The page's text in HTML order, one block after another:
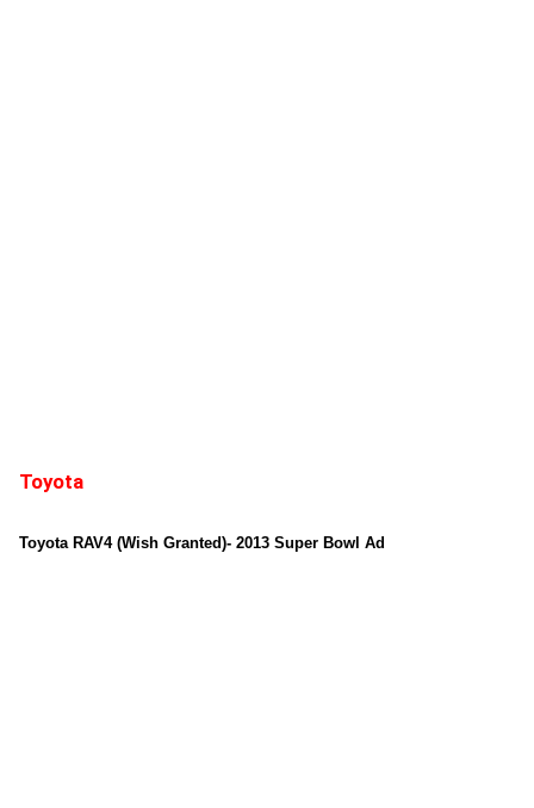
Toyota
Toyota RAV4 (Wish Granted)- 2013 Super Bowl Ad